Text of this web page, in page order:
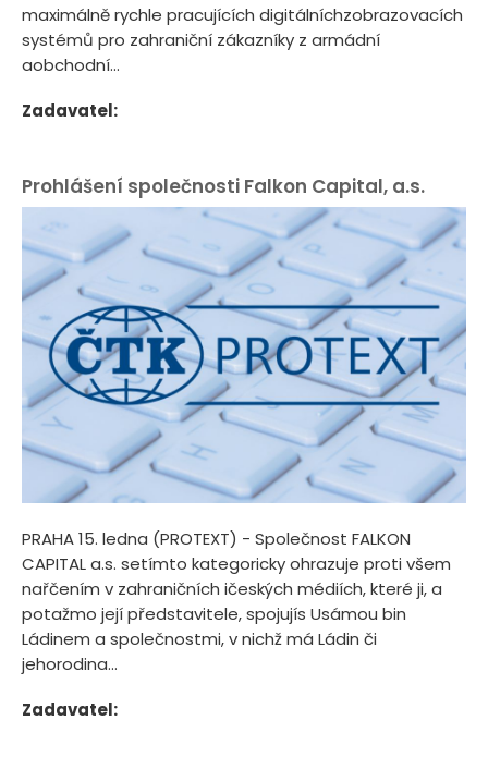
maximálně rychle pracujících digitálníchzobrazovacích
systémů pro zahraniční zákazníky z armádní
aobchodní...
Zadavatel:
Prohlášení společnosti Falkon Capital, a.s.
PRAHA 15. ledna (PROTEXT) - Společnost FALKON
CAPITAL a.s. setímto kategoricky ohrazuje proti všem
nařčením v zahraničních ičeských médiích, které ji, a
potažmo její představitele, spojujís Usámou bin
Ládinem a společnostmi, v nichž má Ládin či
jehorodina...
Zadavatel: